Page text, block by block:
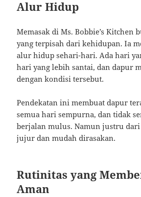
Alur Hidup
Memasak di Ms. Bobbie’s Kitchen
yang terpisah dari kehidupan. Ia
alur hidup sehari-hari. Ada hari
hari yang lebih santai, dan dapur
dengan kondisi tersebut.
Pendekatan ini membuat dapur
semua hari sempurna, dan tidak
berjalan mulus. Namun justru
jujur dan mudah dirasakan.
Rutinitas yang
Aman